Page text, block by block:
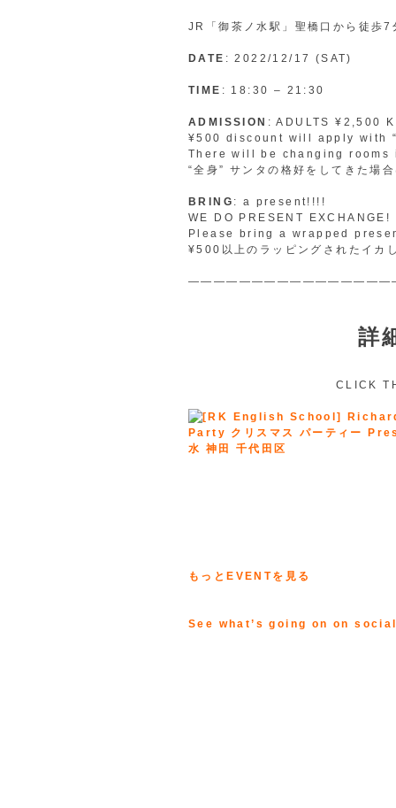
JR「御茶ノ水駅」聖橋口から徒歩
DATE : 2022/12/17 (SAT)
TIME : 18:30 – 21:30
ADMISSION : ADULTS ¥2,500
¥500 discount will apply with
There will be changing rooms
“全身” サンタの格好をしてきた場
BRING : a present!!!!
WE DO PRESENT EXCHANGE!
Please bring a wrapped
¥500以上のラッピングされたイカ
詳
CLICK
もっとEVENTを見る
See what’s going on on